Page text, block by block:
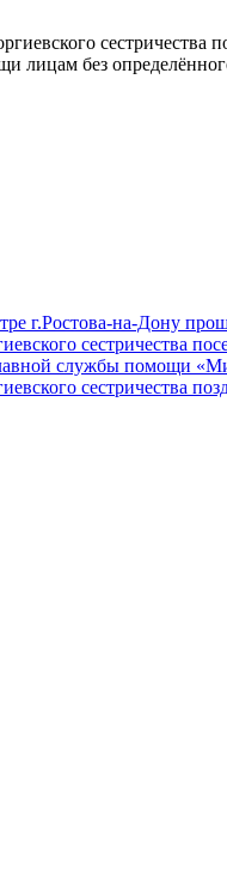
сестричества
лицам без
г.Ростова-на-Дону
сестричества
службы помощи
сестричества